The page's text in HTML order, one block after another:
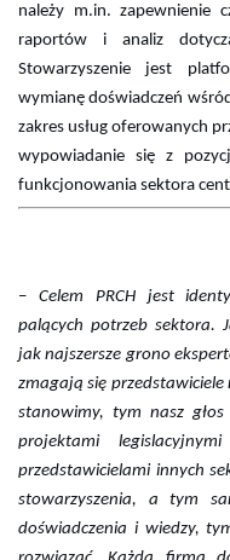
należy m.in. zapewnienie
raportów i analiz
Stowarzyszenie jest
wymianę doświadczeń
zakres usług oferowanych
wypowiadanie się z
funkcjonowania sektora
– Celem PRCH jest
palących potrzeb sektora.
jak najszersze grono
zmagają się
stanowimy, tym nasz
projektami
przedstawicielami innych
stowarzyszenia, a tym
doświadczenia i wiedzy,